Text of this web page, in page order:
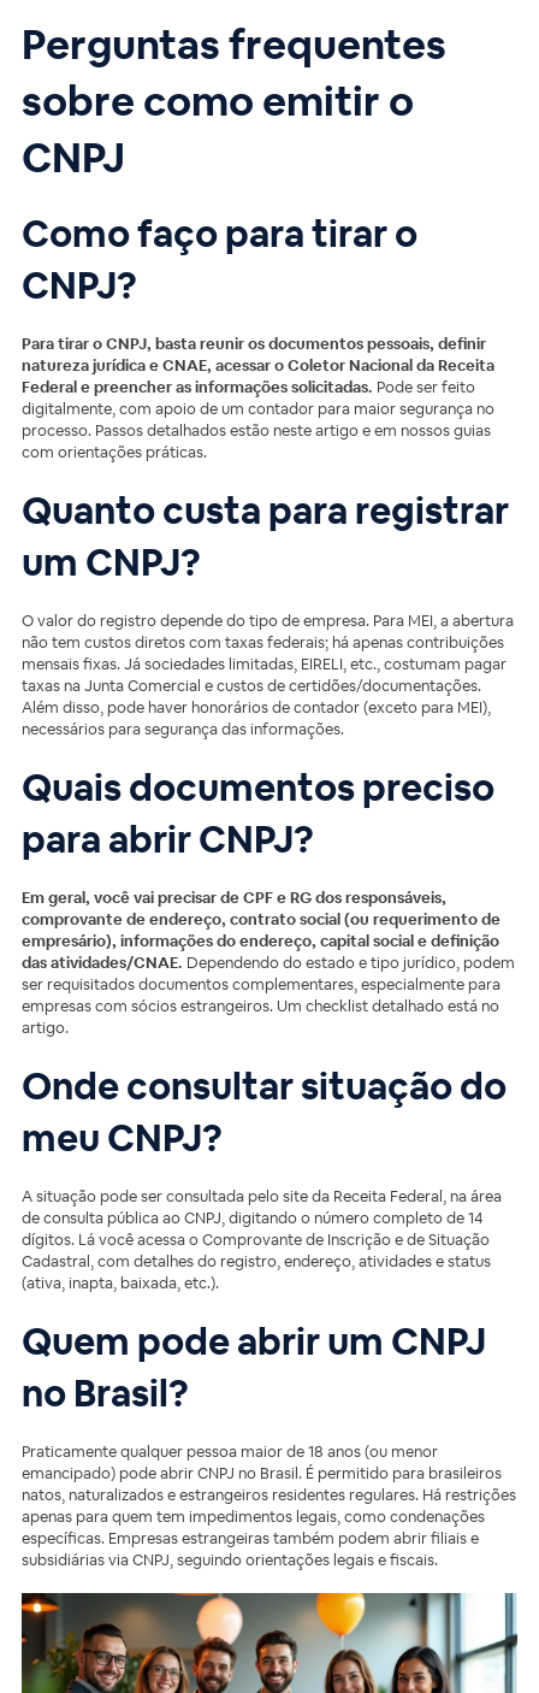
Perguntas frequentes
sobre como emitir o
CNPJ
Como faço para tirar o
CNPJ?
Para tirar o CNPJ, basta reunir os documentos pessoais, definir
natureza jurídica e CNAE, acessar o Coletor Nacional da Receita
Federal e preencher as informações solicitadas. Pode ser feito
digitalmente, com apoio de um contador para maior segurança no
processo. Passos detalhados estão neste artigo e em nossos guias
com orientações práticas.
Quanto custa para registrar
um CNPJ?
O valor do registro depende do tipo de empresa. Para MEI, a abertura
não tem custos diretos com taxas federais; há apenas contribuições
mensais fixas. Já sociedades limitadas, EIRELI, etc., costumam pagar
taxas na Junta Comercial e custos de certidões/documentações.
Além disso, pode haver honorários de contador (exceto para MEI),
necessários para segurança das informações.
Quais documentos preciso
para abrir CNPJ?
Em geral, você vai precisar de CPF e RG dos responsáveis,
comprovante de endereço, contrato social (ou requerimento de
empresário), informações do endereço, capital social e definição
das atividades/CNAE. Dependendo do estado e tipo jurídico, podem
ser requisitados documentos complementares, especialmente para
empresas com sócios estrangeiros. Um checklist detalhado está no
artigo.
Onde consultar situação do
meu CNPJ?
A situação pode ser consultada pelo site da Receita Federal, na área
de consulta pública ao CNPJ, digitando o número completo de 14
dígitos. Lá você acessa o Comprovante de Inscrição e de Situação
Cadastral, com detalhes do registro, endereço, atividades e status
(ativa, inapta, baixada, etc.).
Quem pode abrir um CNPJ
no Brasil?
Praticamente qualquer pessoa maior de 18 anos (ou menor
emancipado) pode abrir CNPJ no Brasil. É permitido para brasileiros
natos, naturalizados e estrangeiros residentes regulares. Há restrições
apenas para quem tem impedimentos legais, como condenações
específicas. Empresas estrangeiras também podem abrir filiais e
subsidiárias via CNPJ, seguindo orientações legais e fiscais.